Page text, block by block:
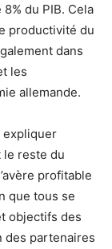
du PIB. Cela
productivité du
dans
les
allemande.
expliquer
le reste du
profitable
que tous se
objectifs des
des partenaires